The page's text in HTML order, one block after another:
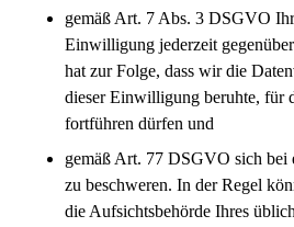
gemäß Art. 7 Abs. 3 DSGVO
Einwilligung jederzeit
hat zur Folge, dass wir die
dieser Einwilligung beruhte, für
fortführen dürfen und
gemäß Art. 77 DSGVO sich bei
zu beschweren. In der Regel
die Aufsichtsbehörde Ihres